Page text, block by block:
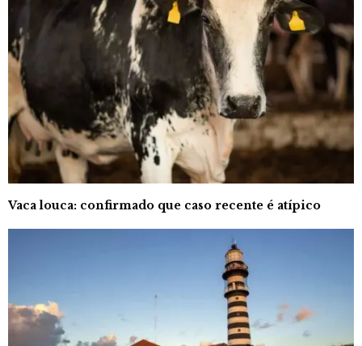
Vaca louca: confirmado que caso recente é atípico